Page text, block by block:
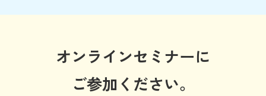
オンラインセミナーに
ご参加ください。